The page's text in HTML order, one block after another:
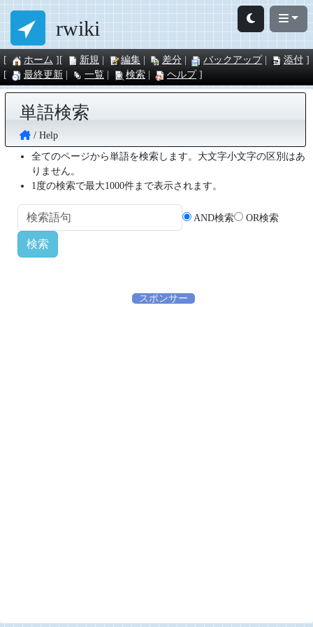
rwiki
ホーム 新規 編集 差分 バックアップ
添付
最終更新
一覧 検索 ヘルプ
単語検索
Help
全てのページから単語を検索します。大文字小文字の区別はあ
りません。
1度の検索で最大1000件まで表示されます。
AND検索 OR検索
スポンサー